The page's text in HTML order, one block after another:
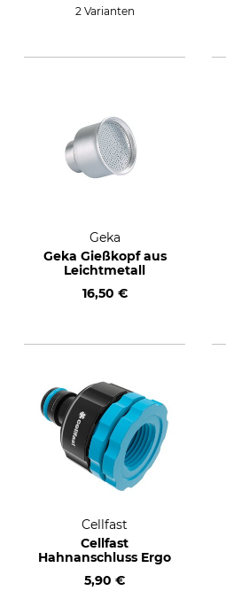
2 Varianten
Geka
Geka Gießkopf aus
Leichtmetall
16,50 €
Cellfast
Cellfast
Hahnanschluss Ergo
5,90 €